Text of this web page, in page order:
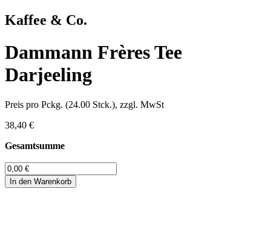
Kaffee & Co.
Dammann Frères Tee
Darjeeling
Preis pro Pckg. (24.00 Stck.), zzgl. MwSt
38,40 €
Gesamtsumme